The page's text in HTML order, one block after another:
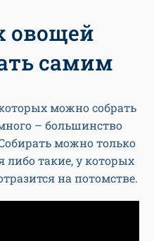
овощей
самим
можно собрать
– большинство
можно только
такие, у которых
на потомстве.